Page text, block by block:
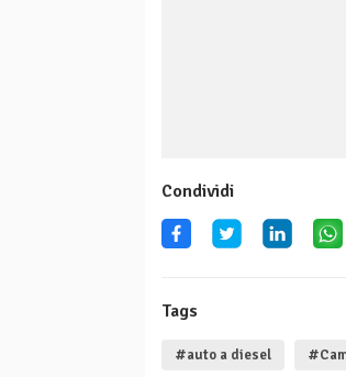
Condividi
Tags
#auto a diesel